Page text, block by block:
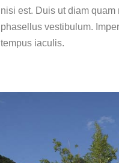
nisi est. Duis ut diam
phasellus vestibulum.
tempus iaculis.